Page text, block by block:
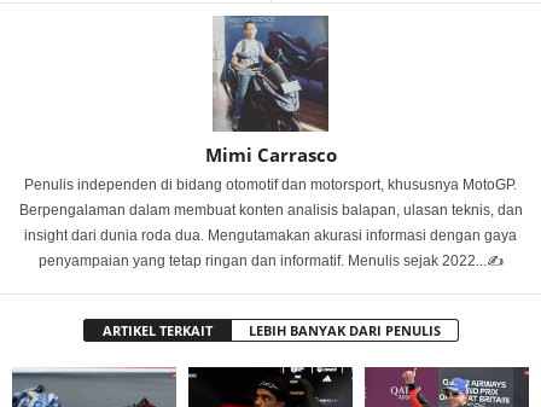
Mimi Carrasco
Penulis independen di bidang otomotif dan motorsport, khususnya MotoGP.
Berpengalaman dalam membuat konten analisis balapan, ulasan teknis, dan
insight dari dunia roda dua. Mengutamakan akurasi informasi dengan gaya
penyampaian yang tetap ringan dan informatif. Menulis sejak 2022...✍️
ARTIKEL TERKAIT LEBIH BANYAK DARI PENULIS